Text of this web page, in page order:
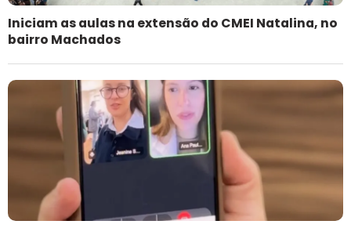
Iniciam as aulas na extensão do CMEI Natalina, no
bairro Machados